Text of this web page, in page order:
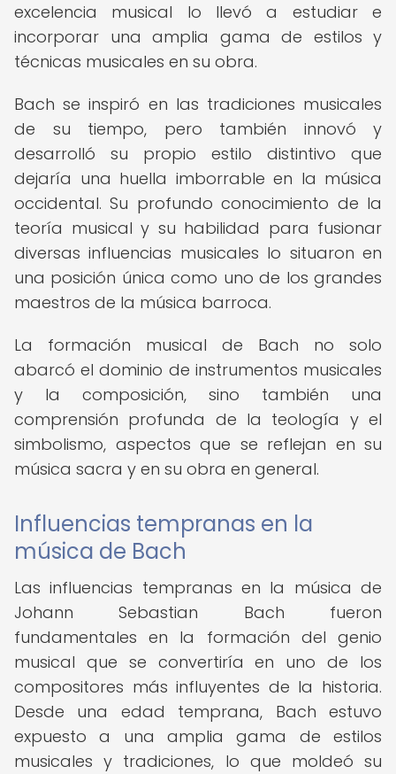
excelencia musical lo llevó a estudiar e
incorporar una amplia gama de estilos y
técnicas musicales en su obra.
Bach se inspiró en las tradiciones musicales
de su tiempo, pero también innovó y
desarrolló su propio estilo distintivo que
dejaría una huella imborrable en la música
occidental. Su profundo conocimiento de la
teoría musical y su habilidad para fusionar
diversas influencias musicales lo situaron en
una posición única como uno de los grandes
maestros de la música barroca.
La formación musical de Bach no solo
abarcó el dominio de instrumentos musicales
y la composición, sino también una
comprensión profunda de la teología y el
simbolismo, aspectos que se reflejan en su
música sacra y en su obra en general.
Influencias tempranas en la
música de Bach
Las influencias tempranas en la música de
Johann Sebastian Bach fueron
fundamentales en la formación del genio
musical que se convertiría en uno de los
compositores más influyentes de la historia.
Desde una edad temprana, Bach estuvo
expuesto a una amplia gama de estilos
musicales y tradiciones, lo que moldeó su